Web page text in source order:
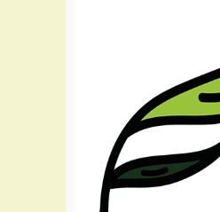
Teil des Flora
Reinigung